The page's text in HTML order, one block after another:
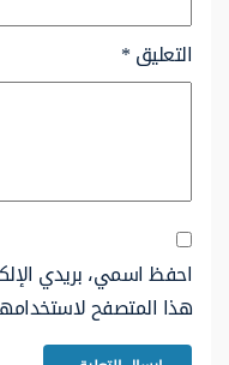
التعليق*
احفظ اسمي، بريدي
هذا المتصفح